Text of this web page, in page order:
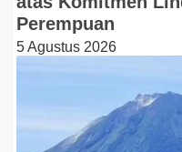
Perempuan
5 Agustus 2026